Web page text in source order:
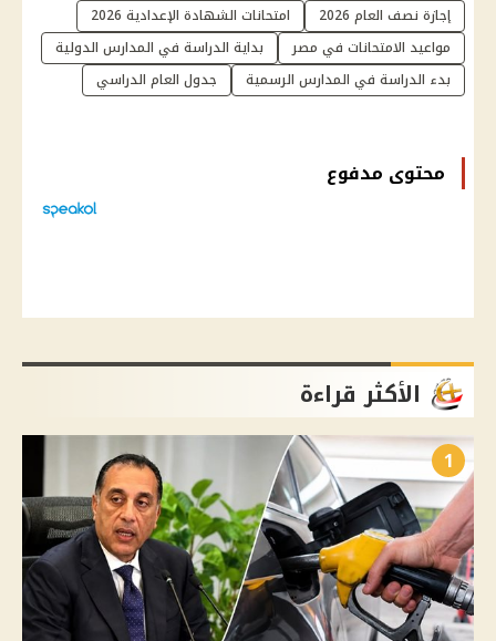
إجازة نصف العام 2026
امتحانات الشهادة الإعدادية 2026
مواعيد الامتحانات في مصر
بداية الدراسة في المدارس الدولية
بدء الدراسة في المدارس الرسمية
جدول العام الدراسي
محتوى مدفوع
الأكثر قراءة
1